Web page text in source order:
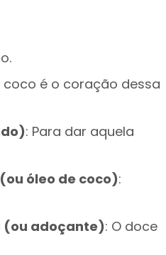
coco é o coração dessa
: Para dar aquela
óleo de coco):
(ou adoçante): O doce